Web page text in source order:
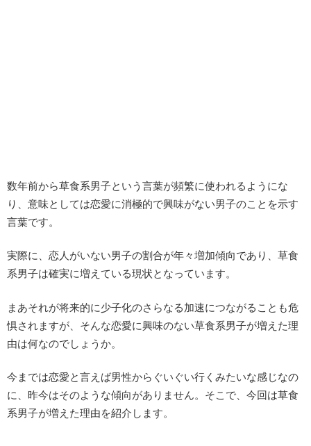
数年前から草食系男子という言葉が頻繁に使われるようにな
り、意味としては恋愛に消極的で興味がない男子のことを示す
言葉です。
実際に、恋人がいない男子の割合が年々増加傾向であり、草食
系男子は確実に増えている現状となっています。
まあそれが将来的に少子化のさらなる加速につながることも危
惧されますが、そんな恋愛に興味のない草食系男子が増えた理
由は何なのでしょうか。
今までは恋愛と言えば男性からぐいぐい行くみたいな感じなの
に、昨今はそのような傾向がありません。そこで、今回は草食
系男子が増えた理由を紹介します。